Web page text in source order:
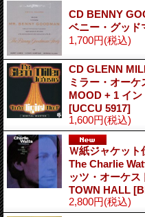
CD BENNY
ベニー・グッド
1,700円(税込)
CD GLENN
ミラー・オー
MOOD + 1 イ
[UCCU 5917]
1,600円(税込)
Ｗ紙ジャケッ
The Charlie
ッツ・オーケ
TOWN HALL
2,800円(税込)